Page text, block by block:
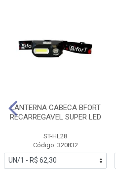
LANTERNA CABECA BFORT
RECARREGAVEL SUPER LED
ST-HL28
Código: 320832